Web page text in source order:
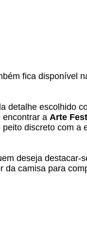
fica disponível
detalhe escolhido
encontrar a Arte
discreto com a
deseja destacar-
da camisa para